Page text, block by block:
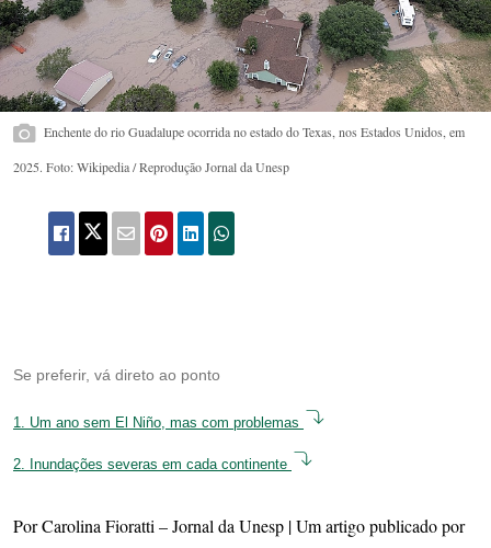
Enchente do rio Guadalupe ocorrida no estado do Texas, nos Estados Unidos, em
2025. Foto: Wikipedia / Reprodução Jornal da Unesp
Se preferir, vá direto ao ponto
1. Um ano sem El Niño, mas com problemas
2. Inundações severas em cada continente
Por Carolina Fioratti – Jornal da Unesp | Um artigo publicado por